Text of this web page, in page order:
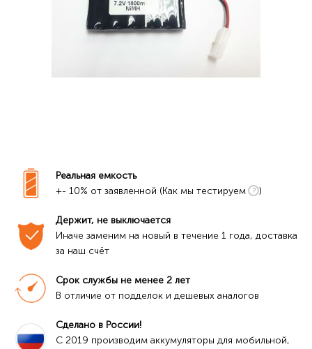
Реальная емкость
+- 10% от заявленной (Как мы тестируем
)
Держит, не выключается
Иначе заменим на новый в течение 1 года, доставка
за наш счёт
Срок службы не менее 2 лет
В отличие от подделок и дешевых аналогов
Сделано в России!
C 2019 производим аккумуляторы для мобильной,